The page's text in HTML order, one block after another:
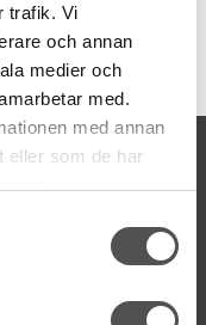
trafik. Vi
och annan
medier och
med.
med annan
eller som de har